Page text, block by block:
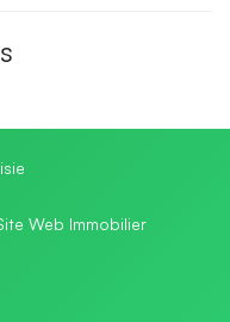
Web Immobilier